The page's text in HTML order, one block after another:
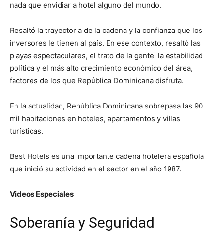
nada que envidiar a hotel alguno del mundo.
Resaltó la trayectoria de la cadena y la confianza que los
inversores le tienen al país. En ese contexto, resaltó las
playas espectaculares, el trato de la gente, la estabilidad
política y el más alto crecimiento económico del área,
factores de los que República Dominicana disfruta.
En la actualidad, República Dominicana sobrepasa las 90
mil habitaciones en hoteles, apartamentos y villas
turísticas.
Best Hotels es una importante cadena hotelera española
que inició su actividad en el sector en el año 1987.
Videos Especiales
Soberanía y Seguridad